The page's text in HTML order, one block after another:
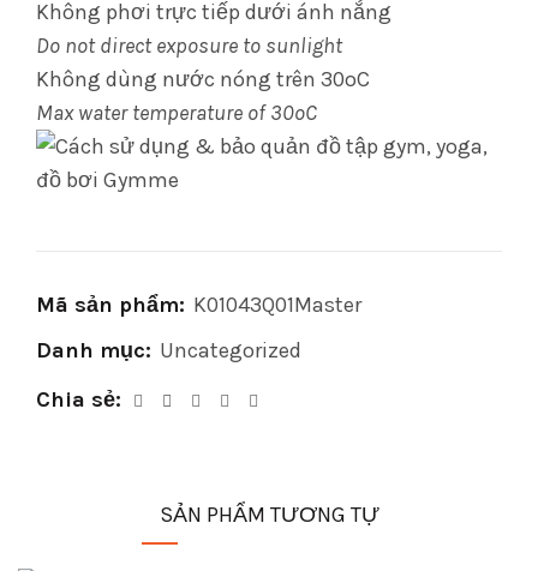
Không phơi trực tiếp dưới ánh nắng
Do not direct exposure to sunlight
Không dùng nước nóng trên 30oC
Max water temperature of 30oC
Mã sản phẩm: K01043Q01Master
Danh mục: Uncategorized
Chia sẻ
SẢN PHẨM TƯƠNG TỰ